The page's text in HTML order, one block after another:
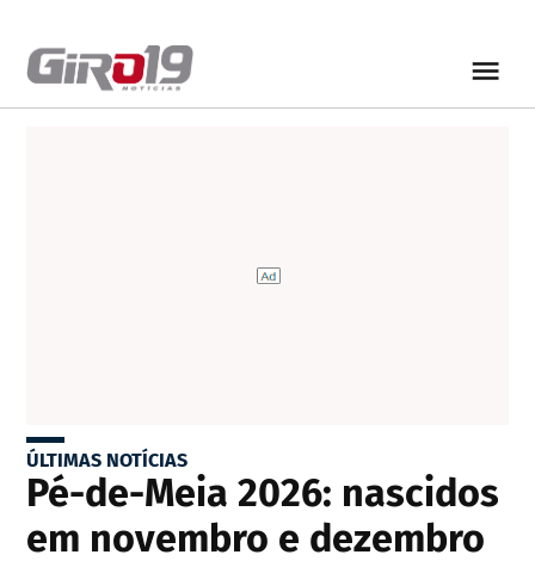
ÚLTIMAS NOTÍCIAS
Pé-de-Meia 2026: nascidos
em novembro e dezembro